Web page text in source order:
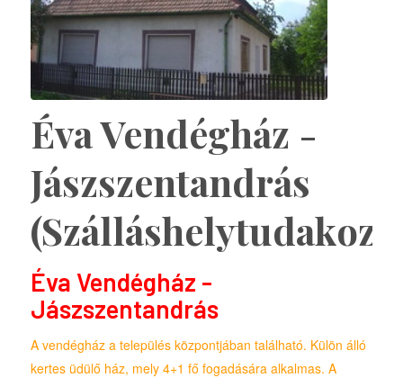
Éva Vendégház -
Jászszentandrás
Éva Vendégház -
Jászszentandrás
A vendégház a település központjában található. Külön álló
kertes üdülő ház, mely 4+1 fő fogadására alkalmas. A